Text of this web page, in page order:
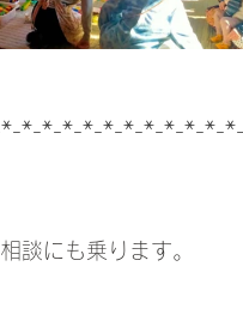
*-*-*-*-*-*-*-*-*-*-
談にも乗ります。